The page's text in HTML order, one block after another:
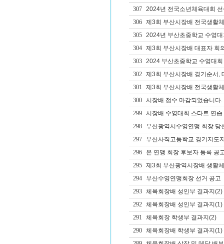
307
2024년 전국소년체육대회
306
제3회 부산시장배 전국생활
305
2024년 부산초중학교 수영
304
제3회 부산시장배 대표자 회
303
2024 부산초중학교 수영대회
302
제3회 부산시장배 경기순서,
301
제3회 부산시장배 전국생활
300
시장배 접수 마감되었습니다.
299
시장배 수영대회 스타트 연
298
부산광역시수영연맹 회장 당
297
부산사직고등학교 경기지도
296
본 연맹 회장 후보자 등록 공
295
제3회 부산광역시장배 생활
294
부산수영연맹회장 선거 공고
293
체육회장배 성인부 결과지(2)
292
체육회장배 성인부 결과지(1)
291
체육회장 학생부 결과지(2)
290
체육회장배 학생부 결과지(1)